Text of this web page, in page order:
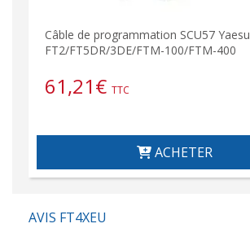
Câble de programmation SCU57 Yaesu
FT2/FT5DR/3DE/FTM-100/FTM-400
61,21€ TTC
ACHETER
AVIS FT4XEU